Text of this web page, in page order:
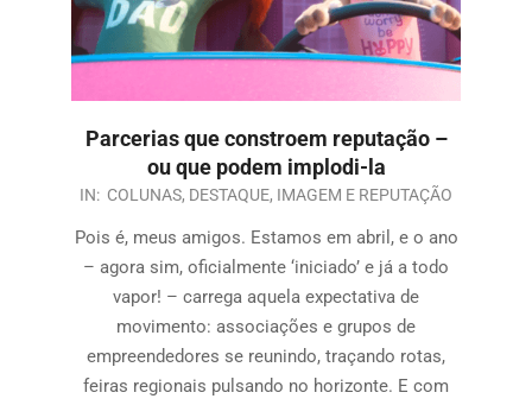
Parcerias que constroem reputação –
ou que podem implodi-la
IN: COLUNAS, DESTAQUE, IMAGEM E REPUTAÇÃO
Pois é, meus amigos. Estamos em abril, e o ano
– agora sim, oficialmente ‘iniciado’ e já a todo
vapor! – carrega aquela expectativa de
movimento: associações e grupos de
empreendedores se reunindo, traçando rotas,
feiras regionais pulsando no horizonte. E com